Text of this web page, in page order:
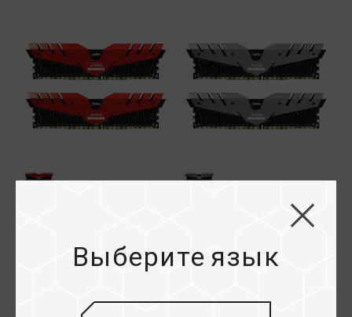
GRAY
Выберите язык